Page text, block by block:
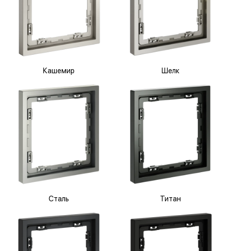
Кашемир Шелк
Сталь Титан